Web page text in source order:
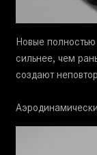
Новые
сильнее, чем
создают